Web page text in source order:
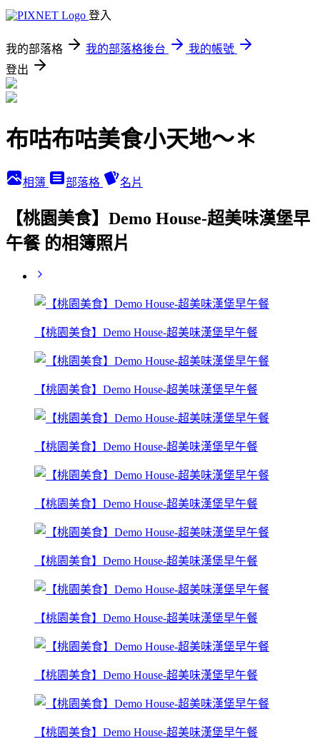
登入
我的部落格 我的部落格後台
我的帳號
登出
布咕布咕美食小天地～＊
相簿 部落格 名片
【桃園美食】Demo House-超美味漢堡早
午餐 的相簿照片
【桃園美食】Demo House-超美味漢堡早午餐
【桃園美食】Demo House-超美味漢堡早午餐
【桃園美食】Demo House-超美味漢堡早午餐
【桃園美食】Demo House-超美味漢堡早午餐
【桃園美食】Demo House-超美味漢堡早午餐
【桃園美食】Demo House-超美味漢堡早午餐
【桃園美食】Demo House-超美味漢堡早午餐
【桃園美食】Demo House-超美味漢堡早午餐